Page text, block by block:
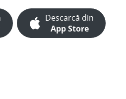
Descarcă din
App Store